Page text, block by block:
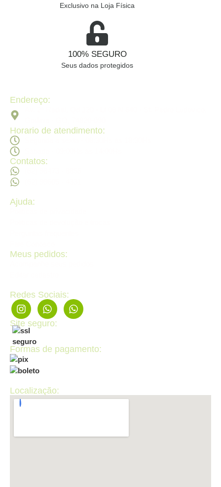
Exclusivo na Loja Física
100% SEGURO
Seus dados protegidos
Endereço:
Horario de atendimento:
Contatos:
Ajuda:
Meus pedidos:
Redes Sociais:
Site seguro:
Formas de pagamento:
Localização: